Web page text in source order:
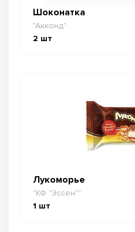
Шоконатка
"Акконд"
2 шт
Лукоморье
"КФ "Эссен""
1 шт